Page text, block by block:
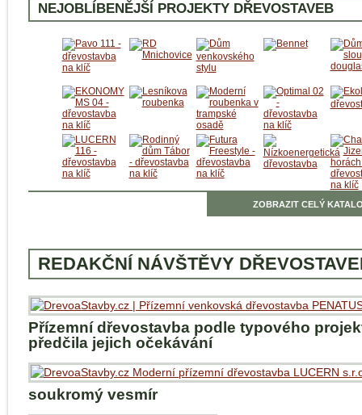
NEJOBLÍBENĚJŠÍ PROJEKTY DŘEVOSTAVEB
ZOBRAZIT CELÝ
REDAKČNÍ NÁVŠTĚVY
Přízemní dřevostavba podle typového
předčila jejich očekávání
soukromý vesmír